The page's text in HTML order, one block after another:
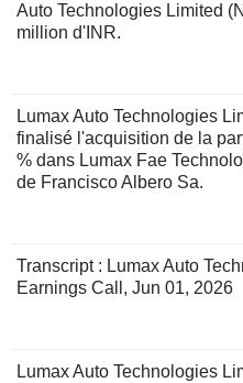
Auto Technologies Limited
million d'INR.
Lumax Auto Technologies
finalisé l'acquisition de la
% dans Lumax Fae
de Francisco Albero Sa.
Transcript : Lumax Auto
Earnings Call, Jun 01, 2026
Lumax Auto Technologies